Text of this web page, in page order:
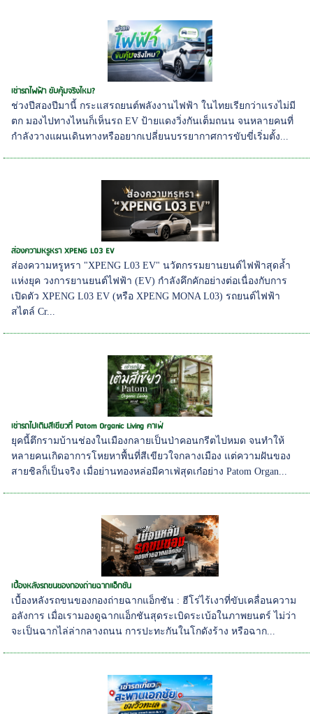
เช่ารถไฟฟ้า ขับคุ้มจริงไหม?
ช่วงปีสองปีมานี้ กระแสรถยนต์พลังงานไฟฟ้า ในไทยเรียกว่าแรงไม่มี
ตก มองไปทางไหนก็เห็นรถ EV ป้ายแดงวิ่งกันเต็มถนน จนหลายคนที่
กำลังวางแผนเดินทางหรืออยากเปลี่ยนบรรยากาศการขับขี่เริ่มตั้ง...
ส่องความหรูหรา XPENG L03 EV
ส่องความหรูหรา "XPENG L03 EV" นวัตกรรมยานยนต์ไฟฟ้าสุดล้ำ
แห่งยุค วงการยานยนต์ไฟฟ้า (EV) กำลังคึกคักอย่างต่อเนื่องกับการ
เปิดตัว XPENG L03 EV (หรือ XPENG MONA L03) รถยนต์ไฟฟ้า
สไตล์ Cr...
เช่ารถไปเติมสีเขียวที่ Patom Organic Living คาเฟ่
ยุคนี้ตึกรามบ้านช่องในเมืองกลายเป็นป่าคอนกรีตไปหมด จนทำให้
หลายคนเกิดอาการโหยหาพื้นที่สีเขียวใจกลางเมือง แต่ความฝันของ
สายชิลก็เป็นจริง เมื่อย่านทองหล่อมีคาเฟ่สุดเก๋อย่าง Patom Organ...
เบื้องหลังรถขนของกองถ่ายฉากแอ็กชัน
เบื้องหลังรถขนของกองถ่ายฉากแอ็กชัน : ฮีโร่ไร้เงาที่ขับเคลื่อนความ
อลังการ เมื่อเรามองดูฉากแอ็กชันสุดระเบิดระเบ้อในภาพยนตร์ ไม่ว่า
จะเป็นฉากไล่ล่ากลางถนน การปะทะกันในโกดังร้าง หรือฉาก...